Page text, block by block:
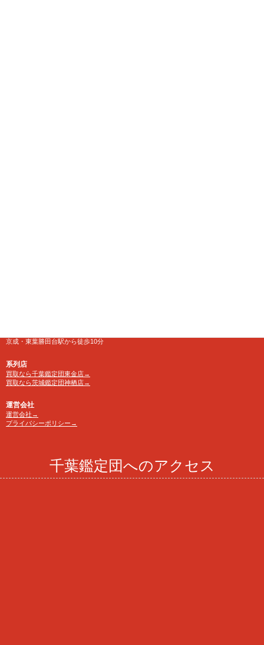
京成・東葉勝田台駅から徒歩10分
系列店
買取なら千葉鑑定団東金店→
買取なら茨城鑑定団神栖店→
運営会社
運営会社→
プライバシーポリシー→
千葉鑑定団へのアクセス